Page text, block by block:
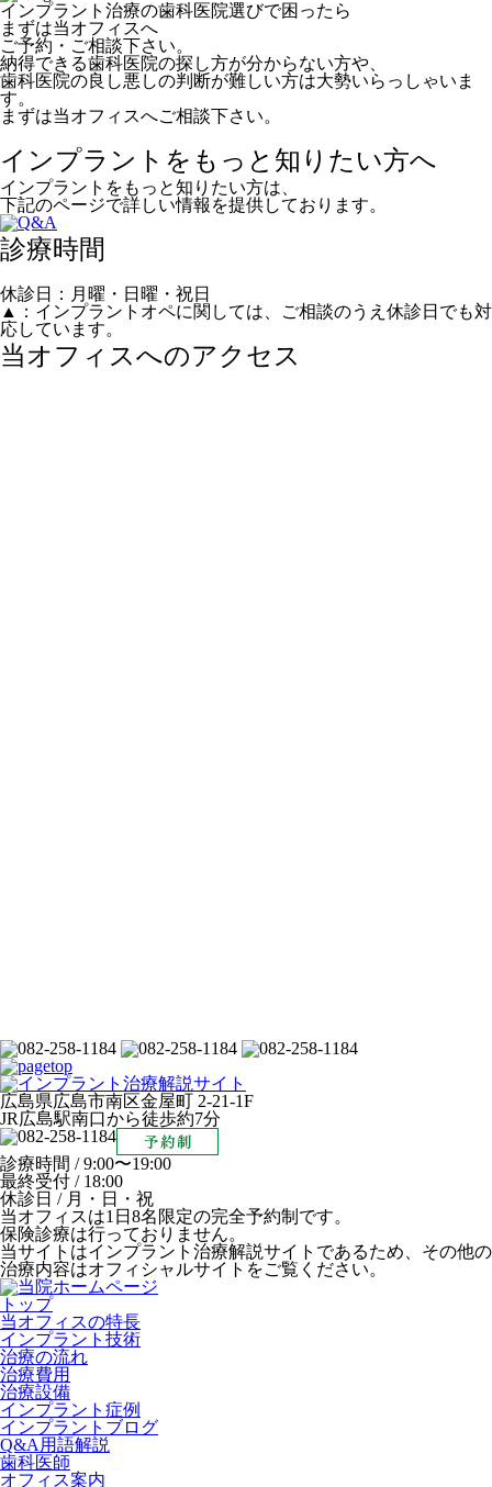
インプラント治療の歯科医院選びで困ったら
まずは当オフィスへ
ご予約・ご相談下さい。
納得できる歯科医院の探し方が分からない方や、
歯科医院の良し悪しの判断が難しい方は大勢いらっしゃいま
す。
まずは当オフィスへご相談下さい。
インプラントをもっと知りたい方へ
インプラントをもっと知りたい方は、
下記のページで詳しい情報を提供しております。
診療時間
休診日：月曜・日曜・祝日
▲
：インプラントオペに関しては、ご相談のうえ休診日でも対
応しています。
当オフィスへのアクセス
広島県広島市南区金屋町 2-21-1F
JR広島駅南口から徒歩約7分
診療時間 / 9:00〜19:00
最終受付 / 18:00
休診日 / 月・日・祝
当オフィスは1日8名限定の完全予約制です。
保険診療は行っておりません。
当サイトはインプラント治療解説サイトであるため、その他の
治療内容はオフィシャルサイトをご覧ください。
トップ
当オフィスの特長
インプラント技術
治療の流れ
治療費用
治療設備
インプラント症例
インプラントブログ
Q&A用語解説
歯科医師
オフィス案内